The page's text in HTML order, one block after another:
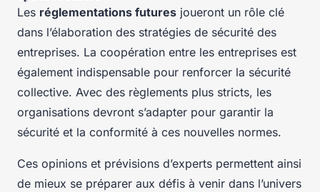
Les réglementations futures joueront un rôle clé
dans l’élaboration des stratégies de sécurité des
entreprises. La coopération entre les entreprises est
également indispensable pour renforcer la sécurité
collective. Avec des règlements plus stricts, les
organisations devront s’adapter pour garantir la
sécurité et la conformité à ces nouvelles normes.
Ces opinions et prévisions d’experts permettent ainsi
de mieux se préparer aux défis à venir dans l’univers